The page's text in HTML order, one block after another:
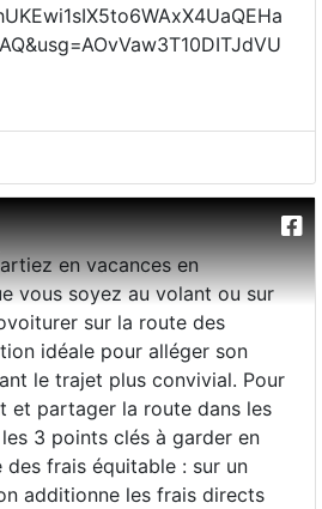
en vacances en
vous soyez au volant ou sur
sur la route des
idéale pour alléger son
le trajet plus convivial. Pour
et partager la route dans les
3 points clés à garder en
frais équitable : sur un
additionne les frais directs